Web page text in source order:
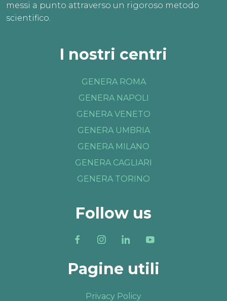
messi a punto attraverso un rigoroso metodo
scientifico.
I nostri centri
GENERA ROMA
GENERA NAPOLI
GENERA VENETO
GENERA UMBRIA
GENERA MILANO
GENERA CAGLIARI
GENERA TORINO
Follow us
Pagine utili
Privacy Policy